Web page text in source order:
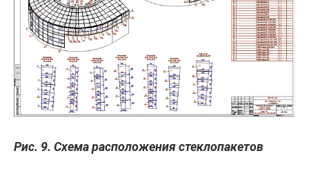
Рис. 9. Схема расположения стеклопакетов